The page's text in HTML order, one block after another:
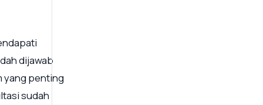
dijawab
yang penting
sudah